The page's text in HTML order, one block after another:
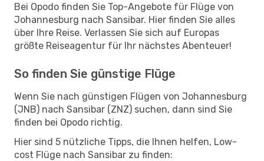
Bei Opodo finden Sie Top-Angebote für Flüge von
Johannesburg nach Sansibar. Hier finden Sie alles
über Ihre Reise. Verlassen Sie sich auf Europas
größte Reiseagentur für Ihr nächstes Abenteuer!
So finden Sie günstige Flüge
Wenn Sie nach günstigen Flügen von Johannesburg
(JNB) nach Sansibar (ZNZ) suchen, dann sind Sie
finden bei Opodo richtig.
Hier sind 5 nützliche Tipps, die Ihnen helfen, Low-
cost Flüge nach Sansibar zu finden: